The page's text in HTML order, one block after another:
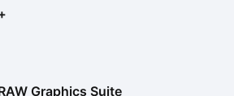
Graphics Suite